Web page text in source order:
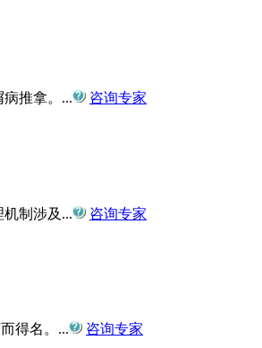
推拿。... 咨询专家
制涉及... 咨询专家
得名。... 咨询专家